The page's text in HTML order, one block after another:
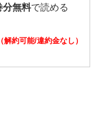
分無料で読める
解約可能/違約金なし）